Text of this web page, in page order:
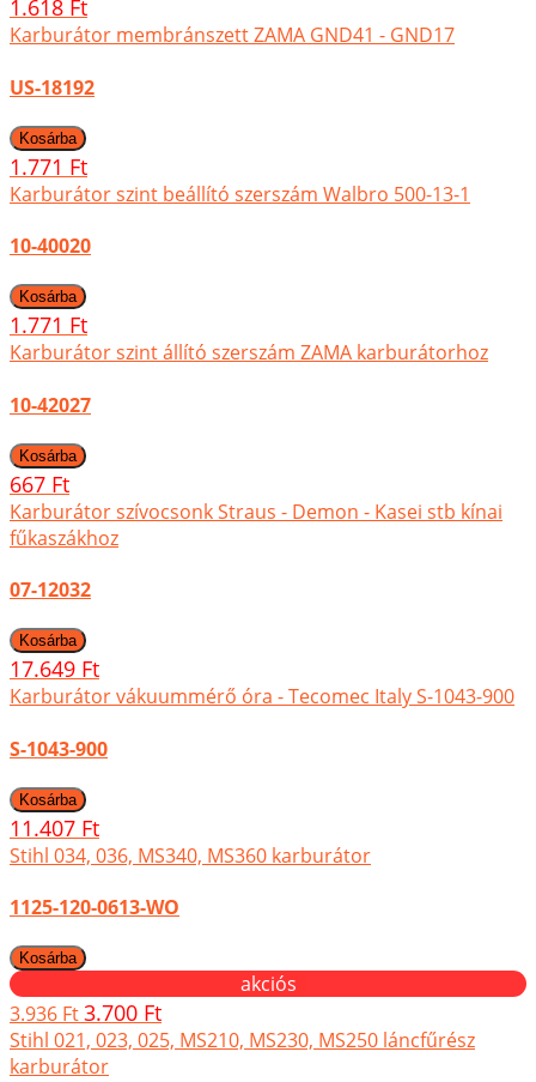
1.618 Ft
Karburátor membránszett ZAMA GND41 - GND17
US-18192
1.771 Ft
Karburátor szint beállító szerszám Walbro 500-13-1
10-40020
1.771 Ft
Karburátor szint állító szerszám ZAMA karburátorhoz
10-42027
667 Ft
Karburátor szívocsonk Straus - Demon - Kasei stb kínai
fűkaszákhoz
07-12032
17.649 Ft
Karburátor vákuummérő óra - Tecomec Italy S-1043-900
S-1043-900
11.407 Ft
Stihl 034, 036, MS340, MS360 karburátor
1125-120-0613-WO
akciós
3.936 Ft3.700 Ft
Stihl 021, 023, 025, MS210, MS230, MS250 láncfűrész
karburátor